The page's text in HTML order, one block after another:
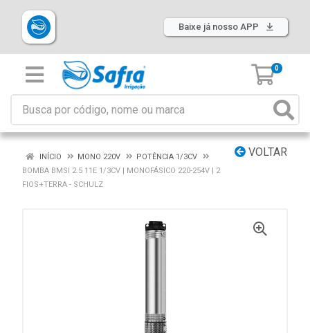
Baixe já nosso APP
0
VOLTAR
INÍCIO MONO 220V
POTÊNCIA 1/3CV
BOMBA BMSI 2.5 11E 1/3CV | MONOFÁSICO 220-254V | 2
FIOS+TERRA - SCHULZ